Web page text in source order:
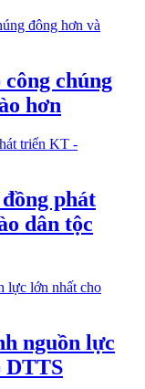
chúng
hơn
phát
dân tộc
nguồn lực
DTTS